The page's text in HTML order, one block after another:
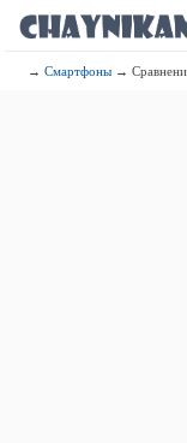
→Смартфоны →